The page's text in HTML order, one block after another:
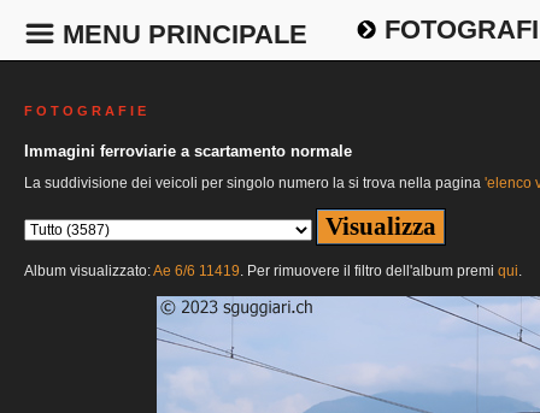
MENU PRINCIPALE
F O T O G R A F I E
Immagini ferroviarie a scartamento normale
La suddivisione dei veicoli per singolo numero la si trova nella pagina 'elenco
Album visualizzato:Ae 6/6 11419. Per rimuovere il filtro dell'album premi qui.